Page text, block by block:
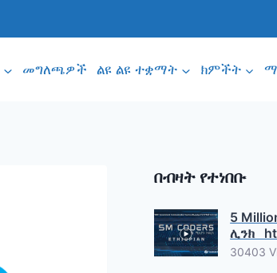
መግለጫዎች ልዩ ልዩ ተቋማት ክምችት
በብዛት የተነበቡ
5
ሊንክ
30403